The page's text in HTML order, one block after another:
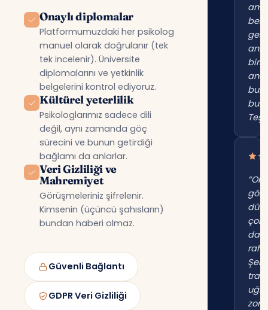
Onaylı diplomalar
Platformumuzdaki her psikolog
manuel olarak doğrulanır (tek
tek incelenir). Üniversite
diplomalarını ve yetkinlik
belgelerini kontrol ediyoruz.
Kültürel yeterlilik
Psikologlarımız sadece dili
değil, aynı zamanda göç
sürecini ve bunun getirdiği
bağlamı da anlarlar.
Veri Gizliliği ve
Mahremiyet
Görüşmeleriniz şifrelenir.
Kimsenin (üçüncü şahısların)
bundan haberi olmaz.
Güvenli Bağlantı
GDPR Veri Gizliliği
beni
çok